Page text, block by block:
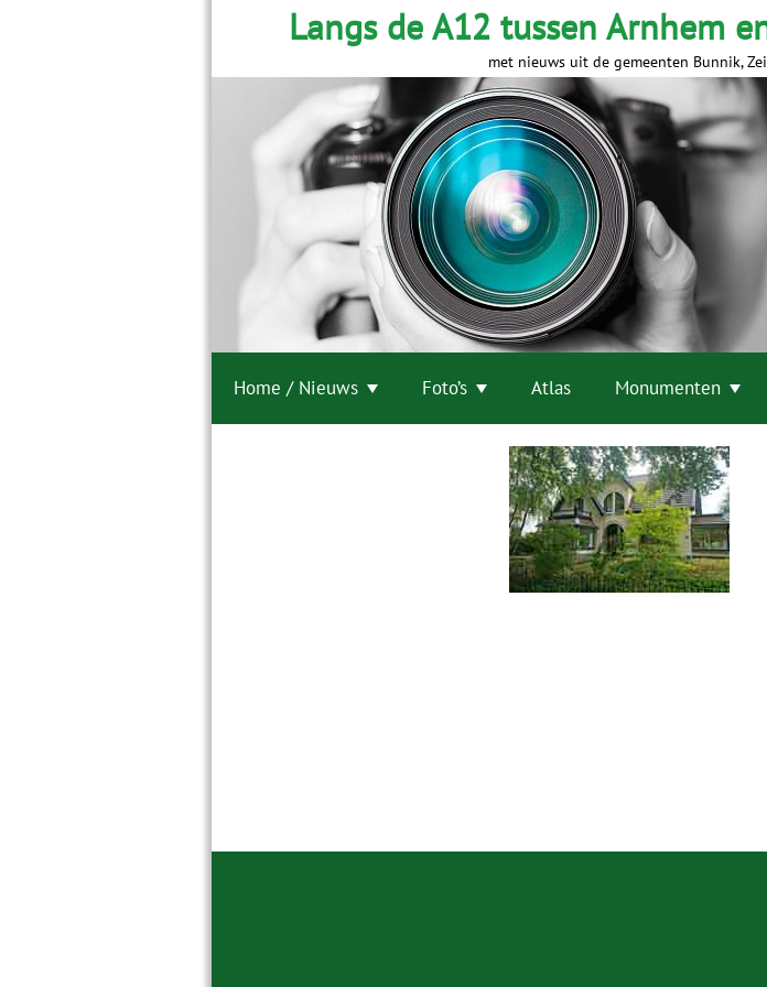
Langs de A12 tussen Arnhem
met nieuws uit de gemeenten Bunnik,
Home / Nieuws Foto’s Atlas Monumenten